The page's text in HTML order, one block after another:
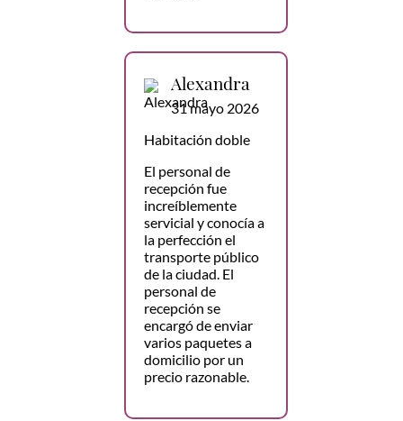
Alexandra
31 mayo 2026
Habitación doble
El personal de
recepción fue
increíblemente
servicial y conocía a
la perfección el
transporte público
de la ciudad. El
personal de
recepción se
encargó de enviar
varios paquetes a
domicilio por un
precio razonable.